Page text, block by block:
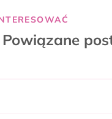
Powiązane